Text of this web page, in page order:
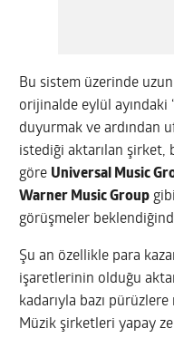
Bu sistem üzerinde uzun
orijinalde eylül ayındaki
duyurmak ve ardından
istediği aktarılan şirket,
göre Universal Music
Warner Music Group
görüşmeler
Şu an özellikle para
işaretlerinin olduğu
kadarıyla bazı pürüzlere
Müzik şirketleri yapay